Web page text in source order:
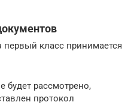
класс принимается
будет рассмотрено,
протокол